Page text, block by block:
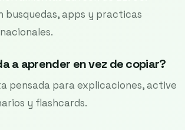
busquedas, apps y practicas
a aprender en vez de copiar?
pensada para explicaciones, active
y flashcards.